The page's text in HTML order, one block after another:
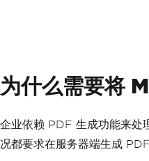
为什么需要将
企业依赖 PDF 生成功能来处
况都要求在服务器端生成